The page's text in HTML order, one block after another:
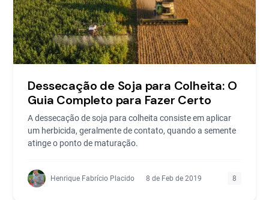
Dessecação de Soja para Colheita: O
Guia Completo para Fazer Certo
A dessecação de soja para colheita consiste em aplicar
um herbicida, geralmente de contato, quando a semente
atinge o ponto de maturação.
Henrique Fabrício Placido 8 de Feb de 2019 8